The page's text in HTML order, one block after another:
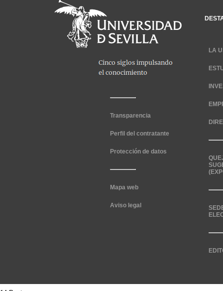
Transparencia
Perfil del contratante
Protección de datos
Mapa web
Aviso legal
LA